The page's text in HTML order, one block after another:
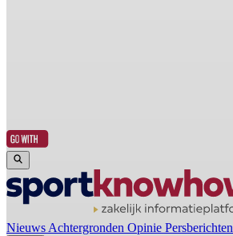
Nieuws Achtergronden Opinie Persberichten